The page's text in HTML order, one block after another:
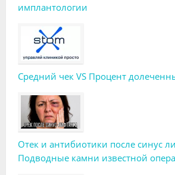
имплантологии
Средний чек VS Процент
Отек и антибиотики после синус
Подводные камни известной